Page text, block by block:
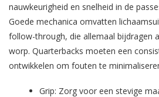
nauwkeurigheid en snelheid in de
Goede mechanica omvatten
follow-through, die allemaal bijdragen
worp. Quarterbacks moeten een
ontwikkelen om fouten te
Grip: Zorg voor een stevige